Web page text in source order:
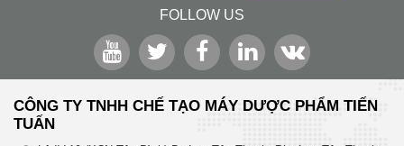
FOLLOW US
CÔNG TY TNHH CHẾ TẠO MÁY DƯỢC PHẨM TIẾN
TUẤN